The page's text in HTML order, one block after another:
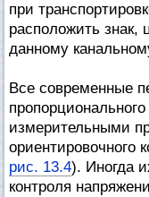
при
расположить знак,
данному
Все современные
измерительными
ориентировочного
рис. 13.4). Иногда
контроля